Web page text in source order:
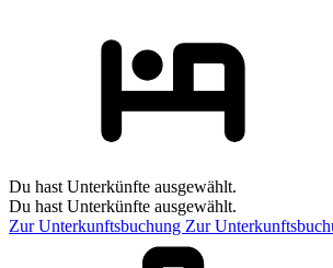
Du hast Unterkünfte ausgewählt.
Du hast Unterkünfte ausgewählt.
Zur Unterkunftsbuchung Zur